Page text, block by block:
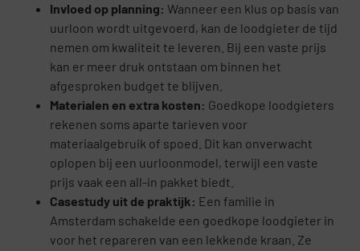
Invloed op planning: Wanneer een klus op basis van
uurloon wordt uitgevoerd, kan de loodgieter de tijd
nemen om kwaliteit te leveren. Bij een vaste prijs
kan er meer druk ontstaan om binnen het
afgesproken budget te blijven.
Materialen en extra kosten: Goedkope loodgieters
rekenen soms aparte tarieven voor
materiaalgebruik of spoed. Dit kan onverwacht
oplopen bij een uurloonmodel, terwijl een vaste
prijs vaak een all-in pakket biedt.
Casestudy uit de praktijk: Een familie in
Amsterdam schakelde een goedkope loodgieter in
voor het repareren van een lekkende kraan. Ze